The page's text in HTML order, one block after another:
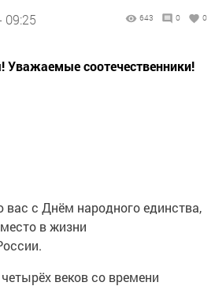
09:25 643 0 0
Уважаемые соотечественники!
вас с Днём народного единства,
в жизни
веков со времени